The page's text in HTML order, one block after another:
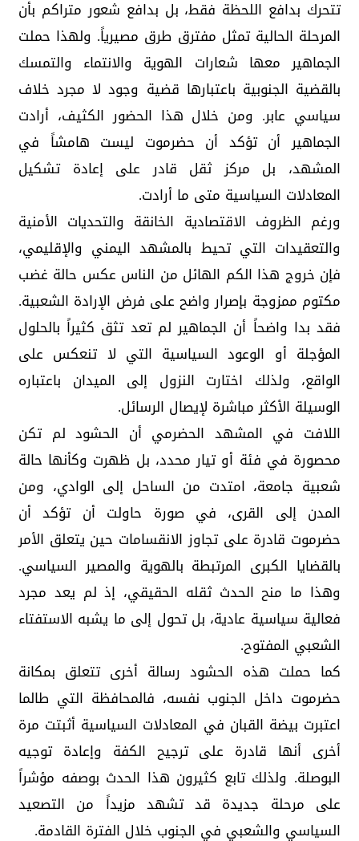
تتحرك بدافع اللحظة فقط، بل بدافع شعور متراكم بأن
المرحلة الحالية تمثل مفترق طرق مصيرياً. ولهذا حملت
الجماهير معها شعارات الهوية والانتماء والتمسك
بالقضية الجنوبية باعتبارها قضية وجود لا مجرد خلاف
سياسي عابر. ومن خلال هذا الحضور الكثيف، أرادت
الجماهير أن تؤكد أن حضرموت ليست هامشاً في
المشهد، بل مركز ثقل قادر على إعادة تشكيل
المعادلات السياسية متى ما أرادت.
ورغم الظروف الاقتصادية الخانقة والتحديات الأمنية
والتعقيدات التي تحيط بالمشهد اليمني والإقليمي،
فإن خروج هذا الكم الهائل من الناس عكس حالة غضب
مكتوم ممزوجة بإصرار واضح على فرض الإرادة الشعبية.
فقد بدا واضحاً أن الجماهير لم تعد تثق كثيراً بالحلول
المؤجلة أو الوعود السياسية التي لا تنعكس على
الواقع، ولذلك اختارت النزول إلى الميدان باعتباره
الوسيلة الأكثر مباشرة لإيصال الرسائل.
اللافت في المشهد الحضرمي أن الحشود لم تكن
محصورة في فئة أو تيار محدد، بل ظهرت وكأنها حالة
شعبية جامعة، امتدت من الساحل إلى الوادي، ومن
المدن إلى القرى، في صورة حاولت أن تؤكد أن
حضرموت قادرة على تجاوز الانقسامات حين يتعلق الأمر
بالقضايا الكبرى المرتبطة بالهوية والمصير السياسي.
وهذا ما منح الحدث ثقله الحقيقي، إذ لم يعد مجرد
فعالية سياسية عادية، بل تحول إلى ما يشبه الاستفتاء
الشعبي المفتوح.
كما حملت هذه الحشود رسالة أخرى تتعلق بمكانة
حضرموت داخل الجنوب نفسه، فالمحافظة التي طالما
اعتبرت بيضة القبان في المعادلات السياسية أثبتت مرة
أخرى أنها قادرة على ترجيح الكفة وإعادة توجيه
البوصلة. ولذلك تابع كثيرون هذا الحدث بوصفه مؤشراً
على مرحلة جديدة قد تشهد مزيداً من التصعيد
السياسي والشعبي في الجنوب خلال الفترة القادمة.